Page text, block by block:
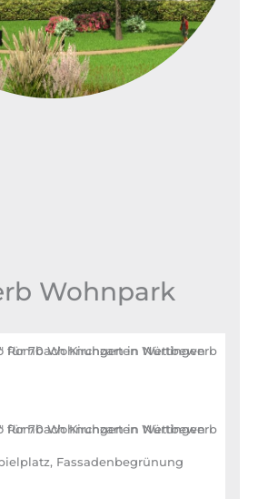
Wohnpark
Fassadenbegrünung